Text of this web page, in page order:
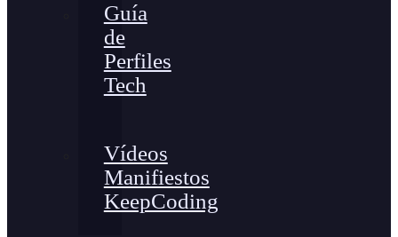
Guía
de
Perfiles
Tech
Vídeos
Manifiestos
KeepCoding